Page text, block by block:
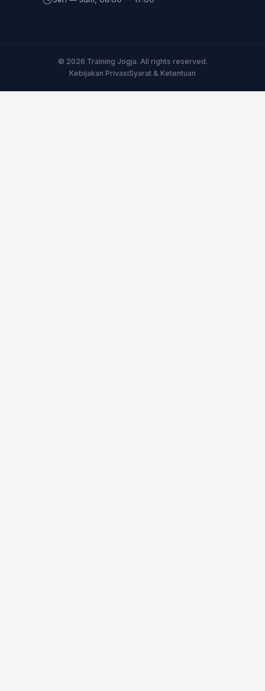
© 2026 Training Jogja. All rights reserved.
Kebijakan PrivasiSyarat & Ketentuan